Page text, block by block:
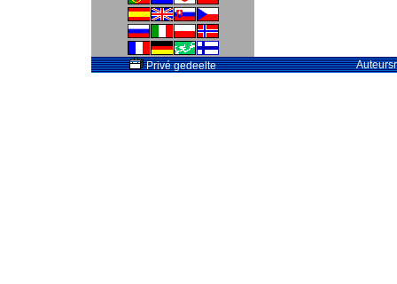
Privé gedeelte